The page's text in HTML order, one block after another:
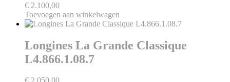
€ 2.100,00
Toevoegen aan winkelwagen
Longines La Grande Classique
L4.866.1.08.7